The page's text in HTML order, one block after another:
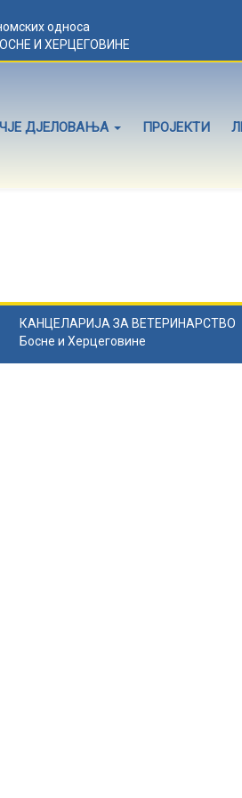
односа
И ХЕРЦЕГОВИНЕ
ДЈЕЛОВАЊА ПРОЈЕКТИ
КАНЦЕЛАРИЈА ЗА ВЕТЕРИНАРСТВО
Босне и Херцеговине